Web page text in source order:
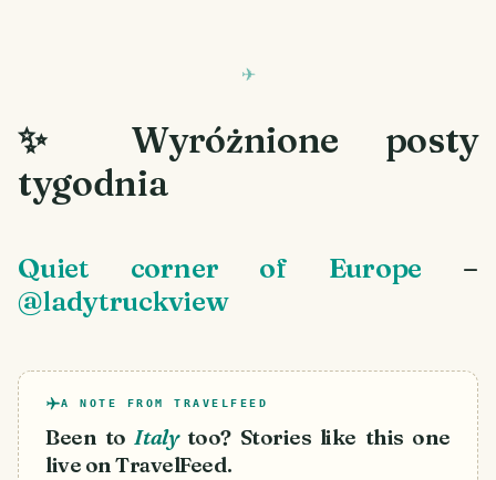
✨ Wyróżnione posty
tygodnia
Quiet corner of Europe –
@ladytruckview
A NOTE FROM TRAVELFEED
Been to Italy too? Stories like this one
live on TravelFeed.